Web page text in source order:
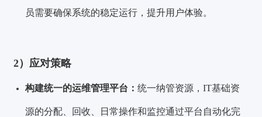
员需要确保系统的稳定运行，提升用户体验。
2）应对策略
构建统一的运维管理平台：统一纳管资源，IT基础资
源的分配、回收、日常操作和监控通过平台自动化完